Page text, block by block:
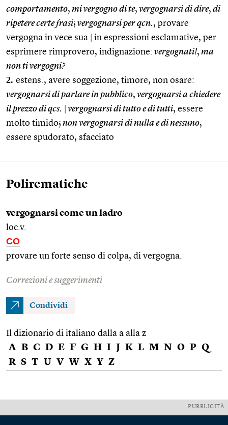
comportamento, mi vergogno di te, vergognarsi di dire, di
ripetere certe frasi; vergognarsi per qcn., provare
vergogna in vece sua
in espressioni esclamative, per
esprimere rimprovero, indignazione: vergognati!, ma
non ti vergogni?
2. estens., avere soggezione, timore, non osare:
vergognarsi di parlare in pubblico, vergognarsi a chiedere
il prezzo di qcs.
vergognarsi di tutto e di tutti, essere
molto timido; non vergognarsi di nulla e di nessuno,
essere spudorato, sfacciato
Polirematiche
vergognarsi come un ladro
loc.v.
CO
provare un forte senso di colpa, di vergogna.
Correzioni e suggerimenti
Condividi
Il dizionario di italiano dalla a alla z
A B C D E F G H I J K L M N O P Q
R S T U V W X Y Z
PUBBLICITÀ